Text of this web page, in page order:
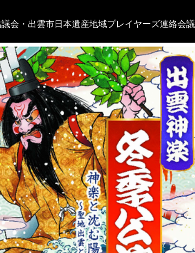
会・出雲市日本遺産地域プレイヤーズ連絡会議